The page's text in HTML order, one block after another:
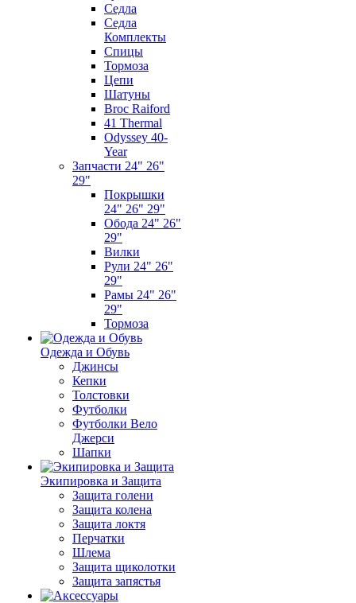
Седла
Седла
Комплекты
Спицы
Тормоза
Цепи
Шатуны
Broc Raiford
41 Thermal
Odyssey 40-
Year
Запчасти 24" 26"
29"
Покрышки
24" 26" 29"
Обода 24" 26"
29"
Вилки
Рули 24" 26"
29"
Рамы 24" 26"
29"
Тормоза
Одежда и Обувь
Джинсы
Кепки
Толстовки
Футболки
Футболки Вело
Джерси
Шапки
Экипировка и Защита
Защита голени
Защита колена
Защита локтя
Перчатки
Шлема
Защита щиколотки
Защита запястья